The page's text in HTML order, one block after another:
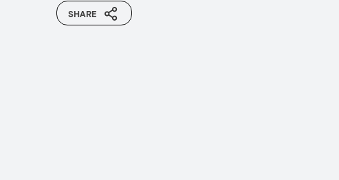
SHARE